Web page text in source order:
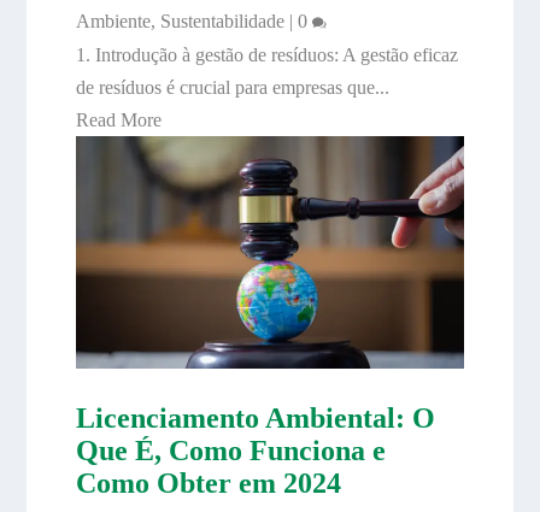
Ambiente, Sustentabilidade| 0
1. Introdução à gestão de resíduos: A gestão eficaz
de resíduos é crucial para empresas que...
Read More
Licenciamento Ambiental: O
Que É, Como Funciona e
Como Obter em 2024